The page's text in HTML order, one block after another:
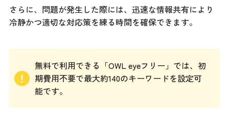
さらに、問題が発生した際には、迅速な情報共有により
冷静かつ適切な対応策を練る時間を確保できます。
無料で利用できる「OWL eyeフリー」では、初
期費用不要で最大約140のキーワードを設定可
能です。